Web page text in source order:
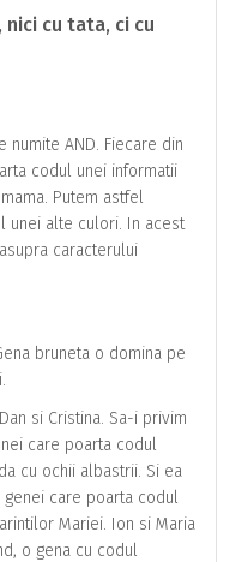
nici cu tata, ci cu
AND. Fiecare din
codul unei informatii
Putem astfel
unei alte culori. In acest
caracterului
bruneta o domina pe
si Cristina. Sa-i privim
care poarta codul
cu ochii albastrii. Si ea
care poarta codul
Mariei. Ion si Maria
o gena cu codul